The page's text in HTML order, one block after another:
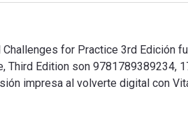
for Practice 3rd
Edition son 9781789389234,
impresa al volverte digital con